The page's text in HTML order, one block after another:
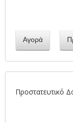
Αγορά
Προστατευτικό